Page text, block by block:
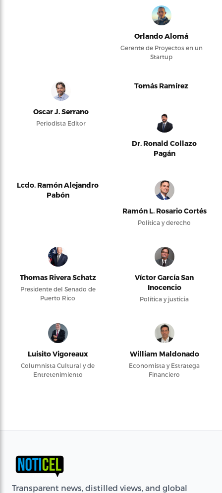
Orlando Alomá
Gerente de Proyectos en un
Startup
Oscar J. Serrano
Periodista Editor
Tomás Ramírez
Dr. Ronald Collazo
Pagán
Lcdo. Ramón Alejandro
Pabón
Ramón L. Rosario Cortés
Política y derecho
Thomas Rivera Schatz
Presidente del Senado de
Puerto Rico
Víctor García San
Inocencio
Política y justicia
Luisito Vigoreaux
Columnista Cultural y de
Entretenimiento
William Maldonado
Economista y Estratega
Financiero
Transparent news, distilled views, and global